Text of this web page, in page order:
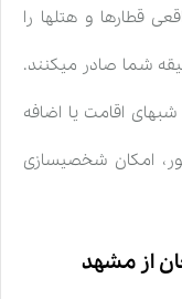
قطارها و هتلها را
شما صادر میکنند.
اقامت یا اضافه
امکان شخصیسازی
از مشهد